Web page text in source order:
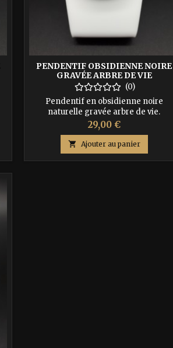
PENDENTIF OBSIDIENNE NOIRE
GRAVÉE ARBRE DE VIE
(0)
Pendentif en obsidienne noire
naturelle gravée arbre de vie.
Prix
29,00 €
 Ajouter au panier